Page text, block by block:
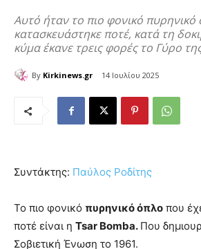
Αυτό ήταν το πιο φονικό
κατασκευάστηκε ποτέ, κατά τη
κύμα έκανε τρεις φορές το Γύρο
By Kirkinews.gr 14 Ιουλίου 2025
Συντάκτης: Παύλος Ροδίτης
Το πιο φονικό πυρηνικό όπλο που
ποτέ είναι η Tsar Bomba. Που
Σοβιετική Ένωση το 1961.